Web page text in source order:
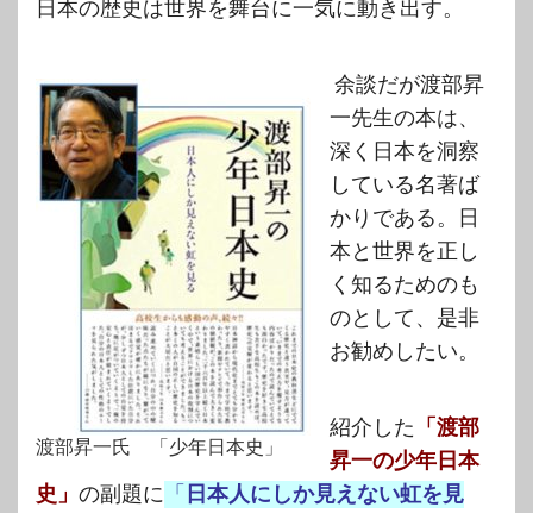
日本の歴史は世界を舞台に一気に動き出す。
渡部昇一氏 「少年日本史」
余談だが渡部昇
一先生の本は、
深く日本を洞察
している名著ば
かりである。日
本と世界を正し
く知るためのも
のとして、是非
お勧めしたい。
紹介した 「渡部
昇一の少年日本
史」 の副題に 「 日本人にしか見えない虹を見